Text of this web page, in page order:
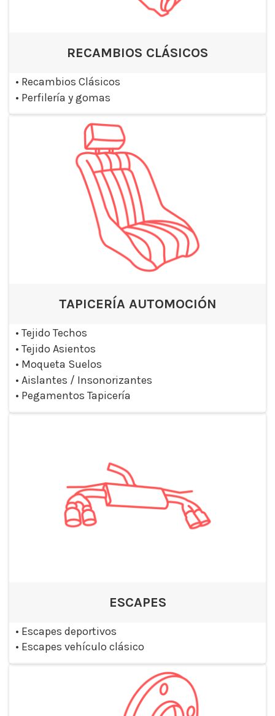
RECAMBIOS CLÁSICOS
• Recambios Clásicos
• Perfilería y gomas
TAPICERÍA AUTOMOCIÓN
• Tejido Techos
• Tejido Asientos
• Moqueta Suelos
• Aislantes / Insonorizantes
• Pegamentos Tapicería
ESCAPES
• Escapes deportivos
• Escapes vehículo clásico